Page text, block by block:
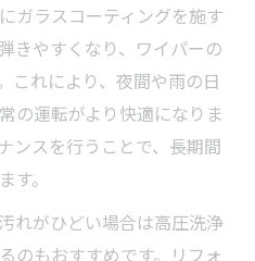
ガラスコーティングを施す
きやすくなり、ワイパーの
これにより、夜間や雨の日
の運転がより快適になりま
ンスを行うことで、長期間
す。
れがひどい場合は高圧洗浄
のもおすすめです。リフォ